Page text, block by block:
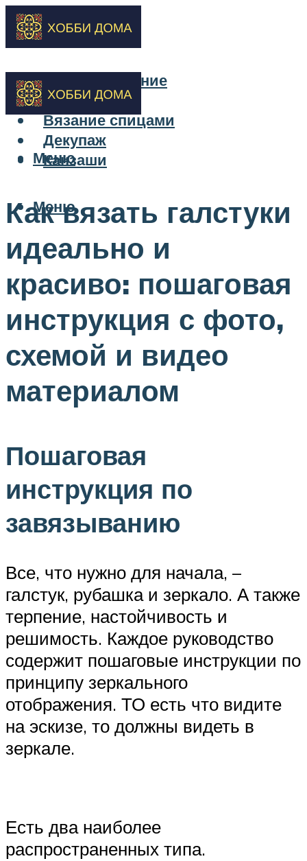
Бисероплетение
Вышивка
Вязание спицами
Декупаж
Канзаши
Меню
Меню
Как вязать галстуки
идеально и
красиво: пошаговая
инструкция с фото,
схемой и видео
материалом
Пошаговая
инструкция по
завязыванию
Все, что нужно для начала, –
галстук, рубашка и зеркало. А также
терпение, настойчивость и
решимость. Каждое руководство
содержит пошаговые инструкции по
принципу зеркального
отображения. ТО есть что видите
на эскизе, то должны видеть в
зеркале.
Есть два наиболее
распространенных типа.